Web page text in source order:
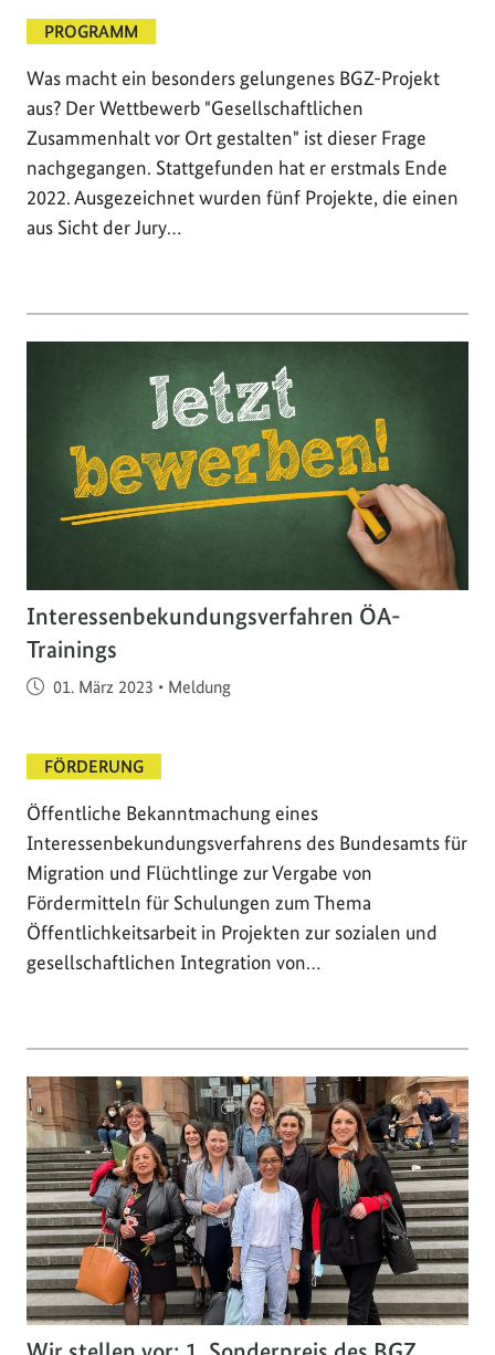
PROGRAMM
Was macht ein besonders gelungenes BGZ-Projekt
aus? Der Wettbewerb "Gesellschaftlichen
Zusammenhalt vor Ort gestalten" ist dieser Frage
nachgegangen. Stattgefunden hat er erstmals Ende
2022. Ausgezeichnet wurden fünf Projekte, die einen
aus Sicht der Jury…
Interessenbekundungsverfahren ÖA-
Trainings
Veröffentlicht am
01. März 2023 • Meldung
FÖRDERUNG
Öffentliche Bekanntmachung eines
Interessenbekundungsverfahrens des Bundesamts für
Migration und Flüchtlinge zur Vergabe von
Fördermitteln für Schulungen zum Thema
Öffentlichkeitsarbeit in Projekten zur sozialen und
gesellschaftlichen Integration von…